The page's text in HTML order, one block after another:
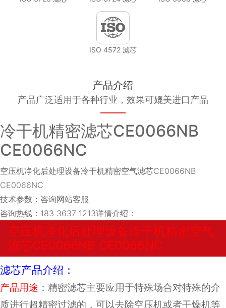
ISO 4572 滤芯
产品介绍
产品广泛适用于各种行业，效果可媲美进口产品
冷干机精密滤芯CE0066NB
CE0066NC
空压机净化后处理设备冷干机精密空气滤芯CE0066NB
CE0066NC
技术参数：咨询网站客服
咨询热线：183 3637 1213详情介绍：
空压机净化后处理设备冷干机精密空气
滤芯CE0066NB CE0066NC
滤芯产品介绍：
产品用途 ：精密滤芯主要应用于特殊场合对特殊的介
质进行超精密过滤的，可以去除空压机或者干燥机等